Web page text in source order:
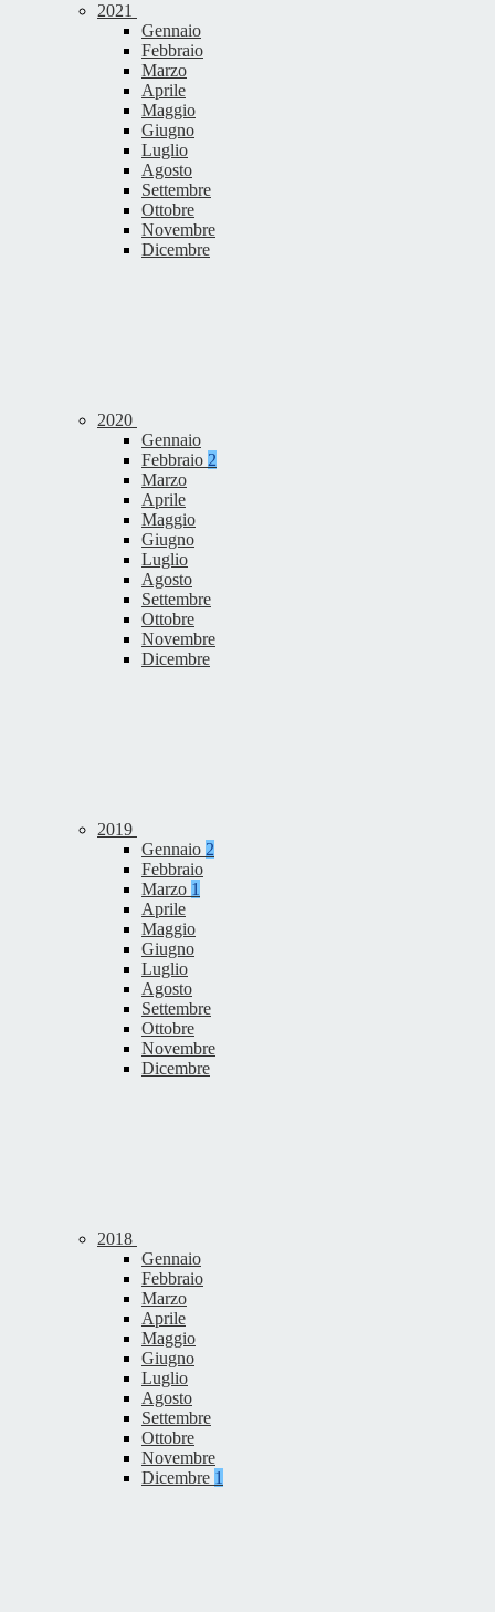
2021
Gennaio
Febbraio
Marzo
Aprile
Maggio
Giugno
Luglio
Agosto
Settembre
Ottobre
Novembre
Dicembre
2020
Gennaio
Febbraio 2
Marzo
Aprile
Maggio
Giugno
Luglio
Agosto
Settembre
Ottobre
Novembre
Dicembre
2019
Gennaio 2
Febbraio
Marzo 1
Aprile
Maggio
Giugno
Luglio
Agosto
Settembre
Ottobre
Novembre
Dicembre
2018
Gennaio
Febbraio
Marzo
Aprile
Maggio
Giugno
Luglio
Agosto
Settembre
Ottobre
Novembre
Dicembre 1